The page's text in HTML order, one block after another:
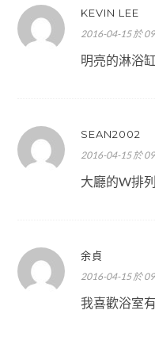
KEVIN LEE
2016-04-15 於
明亮的淋浴
SEAN2002
2016-04-15 於
大廳的W排
余貞
2016-04-15 於
我喜歡浴室